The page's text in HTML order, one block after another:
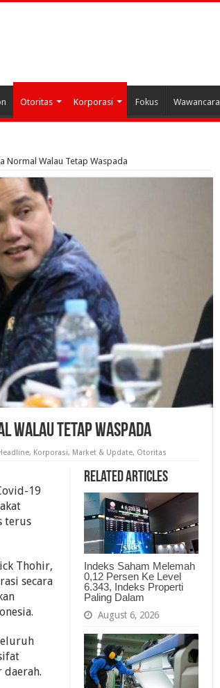
Otoritas Korporasi Fokus Wawancara
Normal Walau Tetap Waspada
Walau Tetap Waspada
, Korporasi, Market & Update, Otoritas
Related Articles
Indeks Saham Melemah
0,12 Persen Ke Level
6.343, Indeks Properti
Paling Dalam
August 6, 2026
19
terus
Thohir,
secara